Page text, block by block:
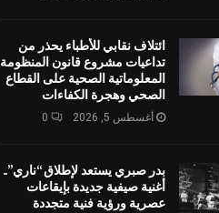
ائتلاف نقابي للأطباء يحذر من
تداعيات مشروع قانون المنظومة
المعلوماتية الصحية على القطاع
الصحي وهجرة الكفاءات
أغسطس 5, 2026 0
بدر صبري يستعد لإطلاق “ناري”..
أغنية صيفية جديدة بإيقاعات
عصرية ورؤية فنية متجددة